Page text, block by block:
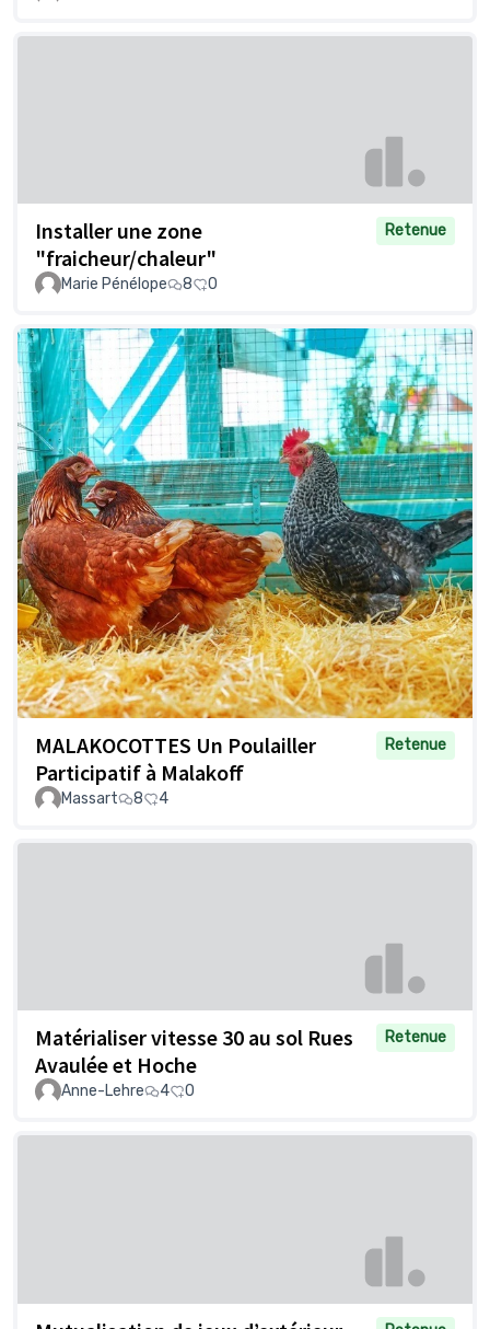
Installer une zone
"fraicheur/chaleur"
Retenue
Marie Pénélope 8 0
MALAKOCOTTES Un Poulailler
Participatif à Malakoff
Retenue
Massart 8 4
Matérialiser vitesse 30 au sol Rues
Avaulée et Hoche
Retenue
Anne-Lehre 4 0